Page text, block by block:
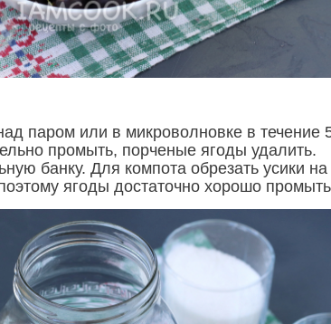
паром или в микроволновке в течение
промыть, порченые ягоды удалить.
банку. Для компота обрезать усики на
ягоды достаточно хорошо